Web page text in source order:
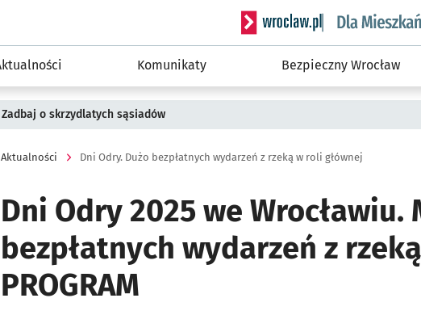
Serwis informacyjny
Komunikaty Bezpieczny Wrocław
o skrzydlatych sąsiadów
Aktualności Dni Odry. Dużo bezpłatnych wydarzeń z rzeką w roli głównej
Dni Odry 2025 we Wrocławiu.
bezpłatnych wydarzeń z
PROGRAM